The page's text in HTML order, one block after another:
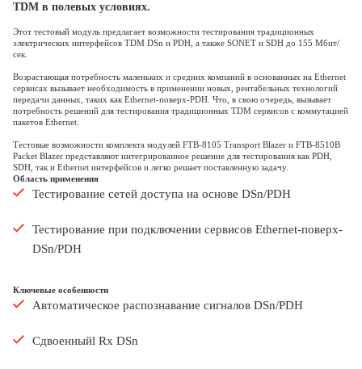
TDM в полевых условиях.
Этот тестовый модуль предлагает возможности тестирования традиционных
электрических интерфейсов TDM DSn и PDH, а также SONET и SDH до 155 Мбит/
сек.
Возрастающая потребность маленьких и средних компаний в основанных на Ethernet
сервисах вызывает необходимость в применении новых, рентабельных технологий
передачи данных, таких как Ethernet-поверх-PDH. Что, в свою очередь, вызывает
потребность решений для тестирования традиционных TDM сервисов с коммутацией
пакетов Ethernet.
Тестовые возможности комплекта модулей FTB-8105 Transport Blazer и FTB-8510B
Packet Blazer представляют интегрированное решение для тестирования как PDH,
SDH, так и Ethernet интерфейсов и легко решает поставленную задачу.
Область применения
Тестирование сетей доступа на основе DSn/PDH
Тестирование при подключении сервисов Ethernet-поверх-
DSn/PDH
Ключевые особенности
Автоматическое распознавание сигналов DSn/PDH
Сдвоенныйl Rx DSn